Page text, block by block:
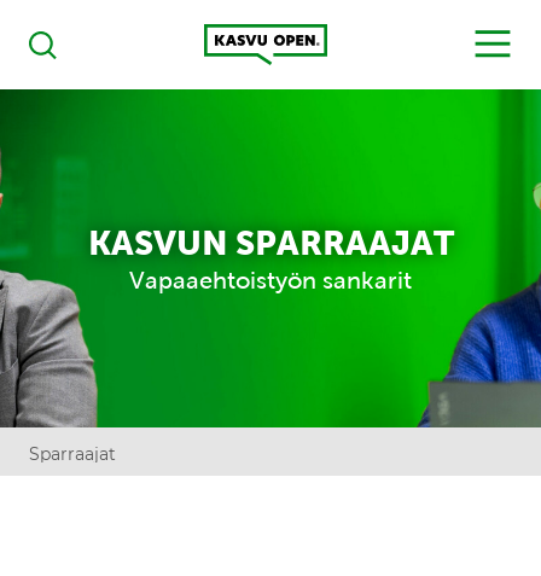
Haku
Kasvu Open
MENU
KASVUN SPARRAAJAT
Vapaaehtoistyön sankarit
Sparraajat